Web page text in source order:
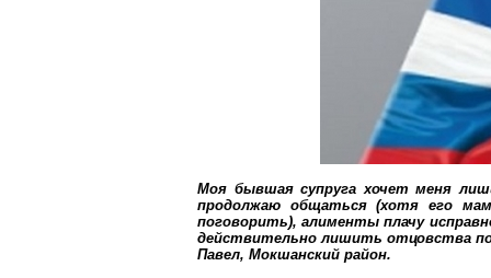
Моя бывшая супруга хочет меня
продолжаю общаться (хотя его
поговорить), алименты плачу
действительно лишить отцовства
Павел, Мокшанский район.